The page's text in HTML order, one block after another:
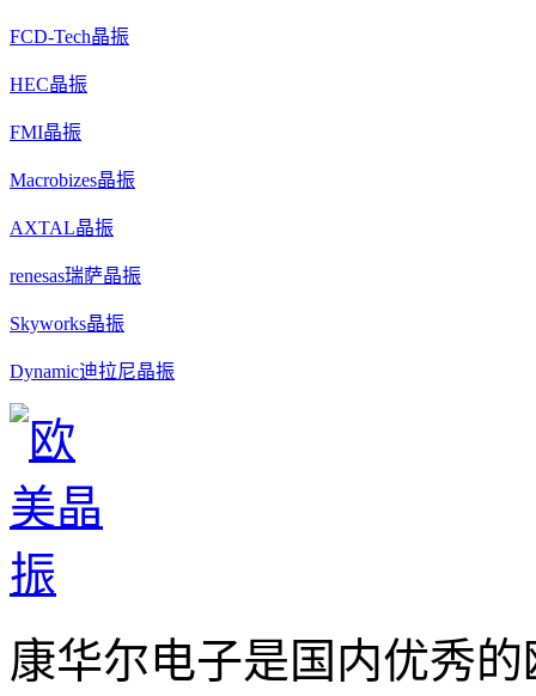
FCD-Tech晶振
HEC晶振
FMI晶振
Macrobizes晶振
AXTAL晶振
renesas瑞萨晶振
Skyworks晶振
Dynamic迪拉尼晶振
康华尔电子是国内优秀